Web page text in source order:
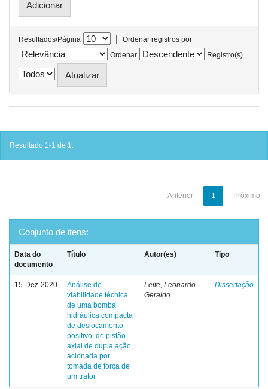
Resultados/Página |
Ordenar registros por
Ordenar
Registro(s)
Resultado 1-1 de 1.
Anterior 1 Próximo
Conjunto de itens:
Data do
documento
Título Autor(es) Tipo
15-Dez-2020
Análise de
viabilidade técnica
de uma bomba
hidráulica compacta
de deslocamento
positivo, de pistão
axial de dupla ação,
acionada por
tomada de força de
um trator
Leite, Leonardo
Geraldo
Dissertação